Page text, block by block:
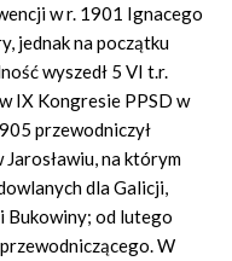
w r. 1901 Ignacego
jednak na początku
wyszedł 5 VI t.r.
IX Kongresie PPSD w
przewodniczył
na którym
dla Galicji,
Bukowiny; od lutego
W